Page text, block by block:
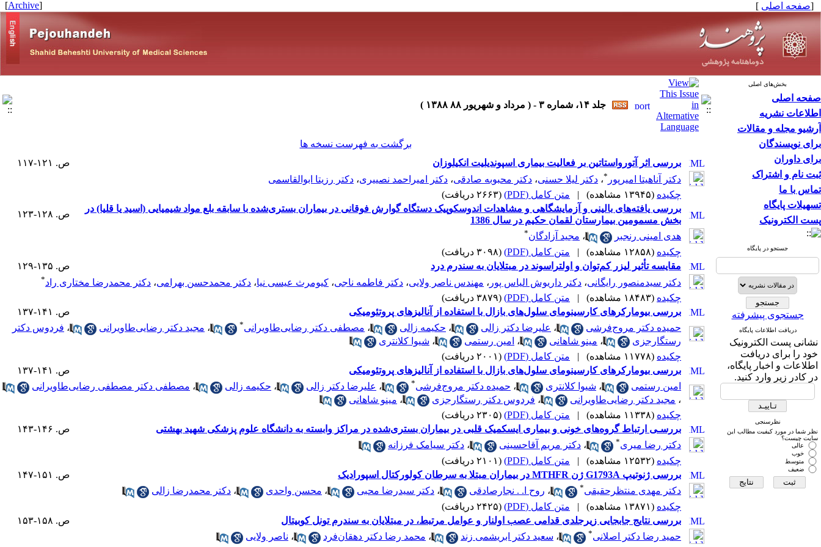
[صفحه اصلی ]
[
Archive
]
بخش‌های اصلی
صفحه اصلی
اطلاعات نشریه
آرشیو مجله و مقالات
برای نویسندگان
برای داوران
ثبت نام و اشتراک
تماس با ما
تسهیلات پایگاه
پست الکترونیک
جستجو در پایگاه
جستجوی پیشرفته
دریافت اطلاعات پایگاه
نشانی پست الکترونیک
خود را برای دریافت
اطلاعات و اخبار پایگاه،
در کادر زیر وارد کنید.
نظرسنجی
نظر شما در مورد کیفیت مطالب این
سایت چیست؟
عالی
خوب
متوسط
ضعیف
جلد ۱۴، شماره ۳ - ( مرداد و شهريور ۸۸ ۱۳۸۸ )
برگشت به فهرست نسخه ها
بررسی اثر آتورواستاتین بر فعالیت بیماری اسپوندیلیت انکیلوزان
ص. ۱۲۱-۱۱۷
دکتر آناهیتا امیرپور *، دکتر لیلا حسنی، دکتر محبوبه صادقی، دکتر امیراحمد نصییری، دکتر رزیتا ابوالقاسمی
چکیده (۱۳۹۴۵ مشاهده) | متن کامل (PDF)
(۲۶۶۳ دریافت)
بررسی یافته‌های بالینی و آزمایشگاهی و مشاهدات اندوسکوپیک دستگاه گوارش فوقانی در بیماران بستری‌شده با سابقه بلع مواد شیمیایی (اسید یا قلیا) در
بخش مسمومین بیمارستان لقمان حکیم در سال 1386
ص. ۱۲۸-۱۲۳
هدی امینی رنجبر ، مجید آزادگان*
چکیده (۱۲۸۵۸ مشاهده) | متن کامل (PDF)
(۳۰۹۸ دریافت)
مقایسه تأثیر لیزر کم‌توان و اولتراسوند در مبتلایان به سندرم درد
ص. ۱۳۵-۱۲۹
دکتر سید‌منصور رایگانی، دکتر داریوش الیاس پور ، مهندس ناصر ولایی، دکتر فاطمه ناجی، کیومرث عیسی نیا، دکتر محمد‌حسن بهرامی، دکتر محمدرضا مختاری راد*
چکیده (۱۸۴۸۳ مشاهده) | متن کامل (PDF)
(۳۸۷۹ دریافت)
بررسی بیومارکرهای کارسینومای سلول‌های بازال با استفاده از آنالیزهای پروتئومیکی
ص. ۱۴۱-۱۳۷
حمیده دکتر مروج‌فرشی
، علیرضا دکتر زالی ، حکیمه زالی ، مصطفی دکتر رضایی‌طاویرانی* ، مجید دکتر رضایی‌طاویرانی ، فردوس دکتر
رستگارجزی
، مینو شاهانی ، امین رستمی ، شیوا کلانتری
چکیده (۱۱۷۷۸ مشاهده) | متن کامل (PDF)
(۲۰۰۱ دریافت)
بررسی بیومارکرهای کارسینومای سلول‌های بازال با استفاده از آنالیزهای پروتئومیکی
ص. ۱۴۱-۱۳۷
امین رستمی
، شیوا کلانتری ، حمیده دکتر مروج‌فرشی* ، علیرضا دکتر زالی ، حکیمه زالی ، مصطفی دکتر مصطفی رضایی‌طاویرانی
، مجید دکتر رضایی‌طاویرانی ، فردوس دکتر رستگارجزی ، مینو شاهانی
چکیده (۱۱۳۳۸ مشاهده) | متن کامل (PDF)
(۲۳۰۵ دریافت)
بررسـی ارتباط گروه‌های خونی و بیماری ایسکمیک قلبی در بیماران بستری‌شده در مراکز وابسته به دانشگاه علوم پزشکی شهید بهشتی
ص. ۱۴۶-۱۴۳
دکتر رضا میری* ، دکتر مریم آقا‌حسینی ، دکتر سیامک فرزانه
چکیده (۱۲۵۳۲ مشاهده) | متن کامل (PDF)
(۲۱۰۱ دریافت)
بررسی ژنوتیپ G1793A ژن MTHFR در بیماران مبتلا به سرطان کولورکتال اسپورادیک
ص. ۱۵۱-۱۴۷
دکتر مهدی منتظرحقیقی* ، روح ا. . نجارصادقی ، دکتر سیدرضا محبی ، محسن واحدی ، دکتر محمدرضا زالی
چکیده (۱۳۸۷۱ مشاهده) | متن کامل (PDF)
(۲۴۲۵ دریافت)
بررسی نتایج جابجایی زیرجلدی قدامی عصب اولنار و عوامل مرتبط، در مبتلایان به سندرم تونل کوبیتال
ص. ۱۵۸-۱۵۳
حمید رضا دکتر اصلانی* ، سعید دکتر ابریشمی زند ، محمد رضا دکتر دهقان‌فرد ، ناصر ولایی